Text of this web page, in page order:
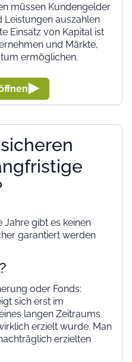
müssen Kundengelder
Leistungen auszahlen
Einsatz von Kapital ist
und Märkte,
ermöglichen.
Jahre gibt es keinen
garantiert werden
oder Fonds:
sich erst im
langen Zeitraums
erzielt wurde. Man
erzielten